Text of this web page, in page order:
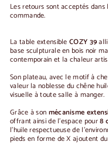
Les retours sont acceptés
commande.
La table extensible COZY 39
base sculpturale en bois noir
contemporain et la chaleur
Son plateau, avec le motif à
valeur la noblesse du chêne
visuelle à toute salle à manger.
Grâce à son mécanisme
offrant ainsi de l'espace pour8
l'huile respectueuse de
pieds en forme de X ajoutent